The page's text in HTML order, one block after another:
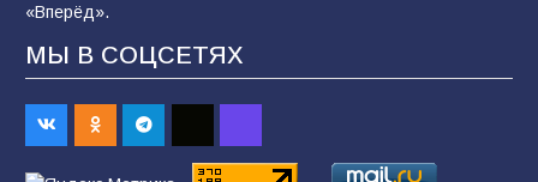
91
Батайским спортсменам вручили награды
68 08.08.2026
«Вперёд».
МЫ В СОЦСЕТЯХ